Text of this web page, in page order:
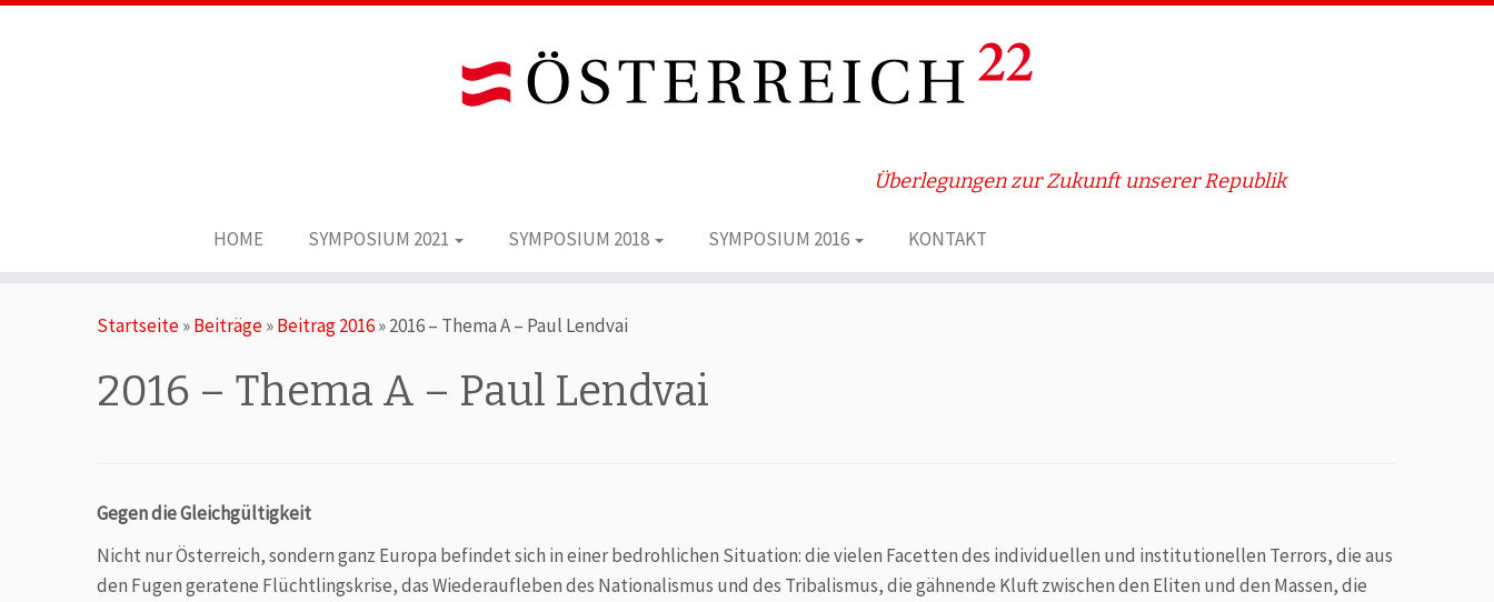
Überlegungen zur Zukunft unserer Republik
HOME SYMPOSIUM 2021 SYMPOSIUM 2018 SYMPOSIUM 2016 KONTAKT
Startseite»Beiträge»Beitrag 2016»2016 – Thema A – Paul Lendvai
2016 – Thema A – Paul Lendvai
Gegen die Gleichgültigkeit
Nicht nur Österreich, sondern ganz Europa befindet sich in einer bedrohlichen Situation: die vielen Facetten des individuellen und institutionellen Terrors, die aus
den Fugen geratene Flüchtlingskrise, das Wiederaufleben des Nationalismus und des Tribalismus, die gähnende Kluft zwischen den Eliten und den Massen, die